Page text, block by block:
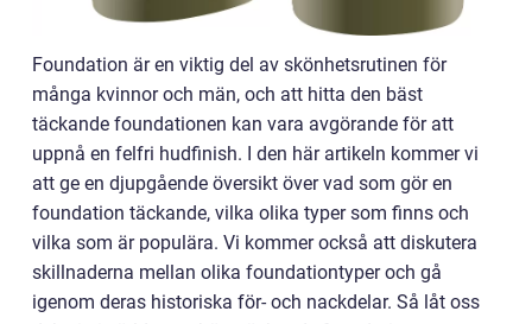
Foundation är en viktig del av skönhetsrutinen för
många kvinnor och män, och att hitta den bäst
täckande foundationen kan vara avgörande för att
uppnå en felfri hudfinish. I den här artikeln kommer vi
att ge en djupgående översikt över vad som gör en
foundation täckande, vilka olika typer som finns och
vilka som är populära. Vi kommer också att diskutera
skillnaderna mellan olika foundationtyper och gå
igenom deras historiska för- och nackdelar. Så låt oss